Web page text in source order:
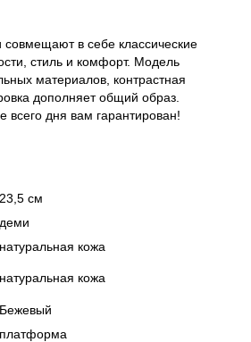
в себе классические
стиль и комфорт. Модель
материалов, контрастная
дополняет общий образ.
дня вам гарантирован!
23,5 см
деми
натуральная кожа
натуральная кожа
Бежевый
платформа